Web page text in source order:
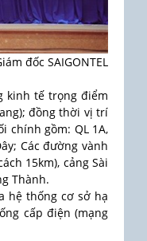
đốc SAIGONTEL
kinh tế trọng điểm
đồng thời vị trí
chính gồm: QL 1A,
Các đường vành
15km), cảng Sài
Thành.
hệ thống cơ sở hạ
cấp điện (mạng